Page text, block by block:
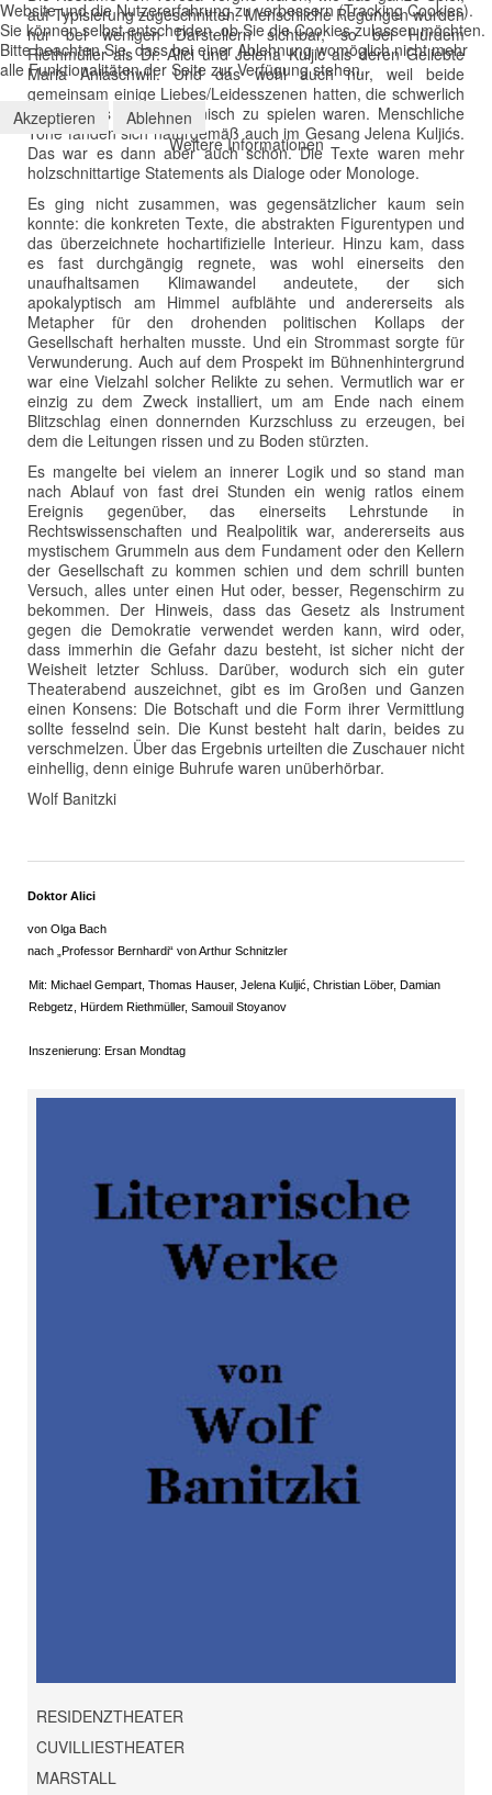
auf Typisierung zugeschnitten. Menschliche Regungen wurden
nur bei wenigen Darstellern sichtbar, so bei Hürdem
Riethmüller als Dr. Alici und Jelena Kuljić als deren Geliebte
Maria Aniaschwili. Und das wohl auch nur, weil beide
gemeinsam einige Liebes/Leidesszenen hatten, die schwerlich
emotionslos und mechanisch zu spielen waren. Menschliche
Töne fanden sich naturgemäß auch im Gesang Jelena Kuljićs.
Das war es dann aber auch schon. Die Texte waren mehr
holzschnittartige Statements als Dialoge oder Monologe.
Es ging nicht zusammen, was gegensätzlicher kaum sein
konnte: die konkreten Texte, die abstrakten Figurentypen und
das überzeichnete hochartifizielle Interieur. Hinzu kam, dass
es fast durchgängig regnete, was wohl einerseits den
unaufhaltsamen Klimawandel andeutete, der sich
apokalyptisch am Himmel aufblähte und andererseits als
Metapher für den drohenden politischen Kollaps der
Gesellschaft herhalten musste. Und ein Strommast sorgte für
Verwunderung. Auch auf dem Prospekt im Bühnenhintergrund
war eine Vielzahl solcher Relikte zu sehen. Vermutlich war er
einzig zu dem Zweck installiert, um am Ende nach einem
Blitzschlag einen donnernden Kurzschluss zu erzeugen, bei
dem die Leitungen rissen und zu Boden stürzten.
Es mangelte bei vielem an innerer Logik und so stand man
nach Ablauf von fast drei Stunden ein wenig ratlos einem
Ereignis gegenüber, das einerseits Lehrstunde in
Rechtswissenschaften und Realpolitik war, andererseits aus
mystischem Grummeln aus dem Fundament oder den Kellern
der Gesellschaft zu kommen schien und dem schrill bunten
Versuch, alles unter einen Hut oder, besser, Regenschirm zu
bekommen. Der Hinweis, dass das Gesetz als Instrument
gegen die Demokratie verwendet werden kann, wird oder,
dass immerhin die Gefahr dazu besteht, ist sicher nicht der
Weisheit letzter Schluss. Darüber, wodurch sich ein guter
Theaterabend auszeichnet, gibt es im Großen und Ganzen
einen Konsens: Die Botschaft und die Form ihrer Vermittlung
sollte fesselnd sein. Die Kunst besteht halt darin, beides zu
verschmelzen. Über das Ergebnis urteilten die Zuschauer nicht
einhellig, denn einige Buhrufe waren unüberhörbar.
Wolf Banitzki
Doktor Alici
von Olga Bach
nach „Professor Bernhardi“ von Arthur Schnitzler
Mit: Michael Gempart, Thomas Hauser, Jelena Kuljić, Christian Löber, Damian
Rebgetz, Hürdem Riethmüller, Samouil Stoyanov
Inszenierung: Ersan Mondtag
RESIDENZTHEATER
CUVILLIESTHEATER
MARSTALL
Website und die Nutzererfahrung zu verbessern (Tracking Cookies).
Sie können selbst entscheiden, ob Sie die Cookies zulassen möchten.
Bitte beachten Sie, dass bei einer Ablehnung womöglich nicht mehr
alle Funktionalitäten der Seite zur Verfügung stehen.
Akzeptieren
Ablehnen
Weitere Informationen